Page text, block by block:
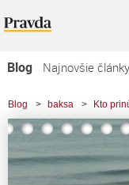
Blog
Najnovšie články
Najčítanejšie články
Najkomentovanejšie
Zoznam blogov
Blog > baksa > Kto